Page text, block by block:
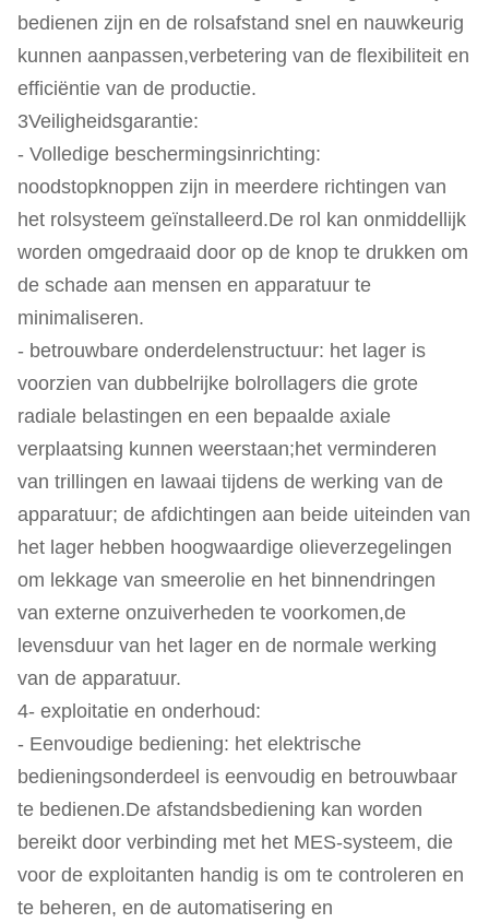
bedienen zijn en de rolsafstand snel en nauwkeurig
kunnen aanpassen,verbetering van de flexibiliteit en
efficiëntie van de productie.
3Veiligheidsgarantie:
- Volledige beschermingsinrichting:
noodstopknoppen zijn in meerdere richtingen van
het rolsysteem geïnstalleerd.De rol kan onmiddellijk
worden omgedraaid door op de knop te drukken om
de schade aan mensen en apparatuur te
minimaliseren.
- betrouwbare onderdelenstructuur: het lager is
voorzien van dubbelrijke bolrollagers die grote
radiale belastingen en een bepaalde axiale
verplaatsing kunnen weerstaan;het verminderen
van trillingen en lawaai tijdens de werking van de
apparatuur; de afdichtingen aan beide uiteinden van
het lager hebben hoogwaardige olieverzegelingen
om lekkage van smeerolie en het binnendringen
van externe onzuiverheden te voorkomen,de
levensduur van het lager en de normale werking
van de apparatuur.
4- exploitatie en onderhoud:
- Eenvoudige bediening: het elektrische
bedieningsonderdeel is eenvoudig en betrouwbaar
te bedienen.De afstandsbediening kan worden
bereikt door verbinding met het MES-systeem, die
voor de exploitanten handig is om te controleren en
te beheren, en de automatisering en